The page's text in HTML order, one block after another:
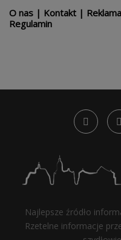
O nas | Kontakt | Reklama
Regulamin
Najlepsze źródło
Rzetelne informacje